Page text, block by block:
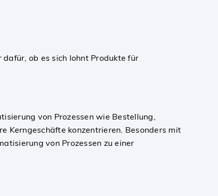
ob es sich lohnt Produkte für
von Prozessen wie Bestellung,
Kerngeschäfte konzentrieren. Besonders mit
von Prozessen zu einer